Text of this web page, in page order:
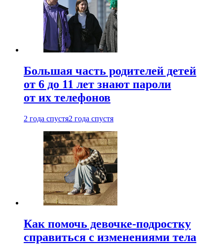
Большая часть родителей детей
от 6 до 11 лет знают пароли
от их телефонов
2 года спустя2 года спустя
Как помочь девочке-подростку
справиться с изменениями тела